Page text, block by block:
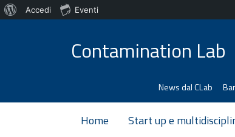
Contamination Lab
News dal CLab
Home Start up e
Informazioni
Accedi Eventi